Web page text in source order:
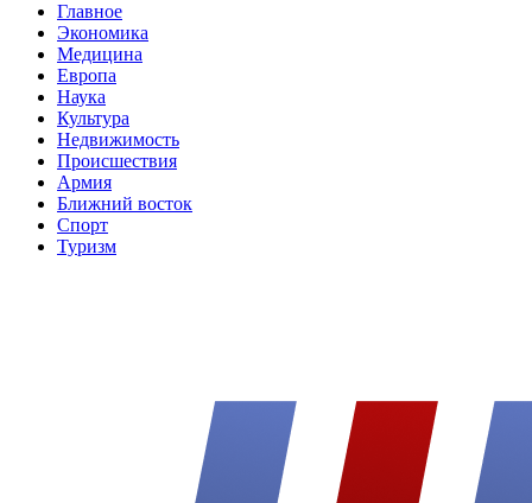
Главное
Экономика
Медицина
Европа
Наука
Культура
Недвижимость
Происшествия
Армия
Ближний восток
Спорт
Туризм